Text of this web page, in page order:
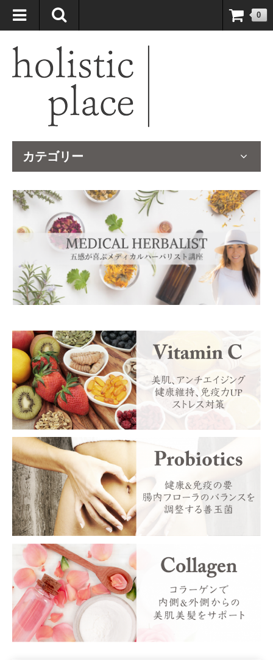
自然療法大国のオーストラリアより、臨床経験＆知識の豊富なナチュ
ロパスが厳選したサプリメントや ナチュラルグッズをお届けします！
0
カテゴリー